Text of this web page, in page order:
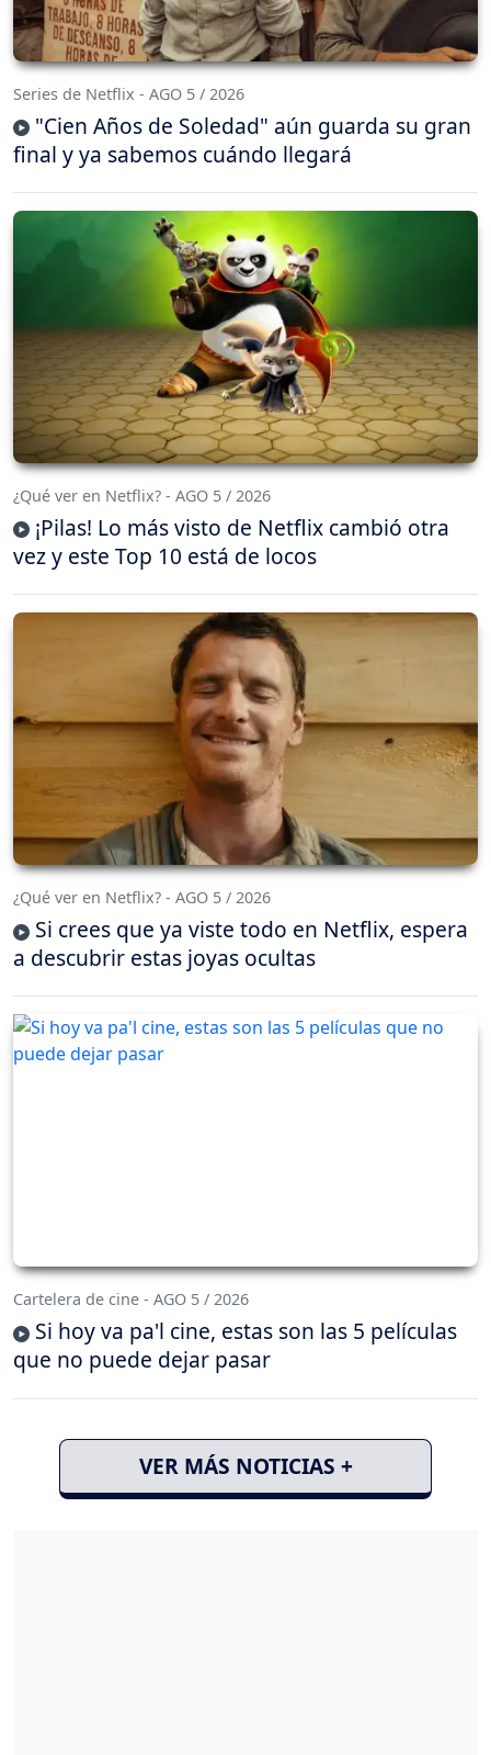
Series de Netflix - AGO 5 / 2026
"Cien Años de Soledad" aún guarda su gran
final y ya sabemos cuándo llegará
¿Qué ver en Netflix? - AGO 5 / 2026
¡Pilas! Lo más visto de Netflix cambió otra
vez y este Top 10 está de locos
¿Qué ver en Netflix? - AGO 5 / 2026
Si crees que ya viste todo en Netflix, espera
a descubrir estas joyas ocultas
Cartelera de cine - AGO 5 / 2026
Si hoy va pa'l cine, estas son las 5 películas
que no puede dejar pasar
VER MÁS NOTICIAS +